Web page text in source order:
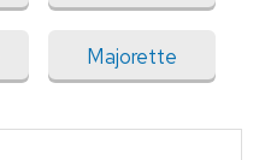
Majorette